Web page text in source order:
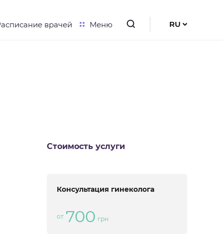
врачей Меню
RU
Стоимость услуги
Консультация гинеколога
от 700 грн